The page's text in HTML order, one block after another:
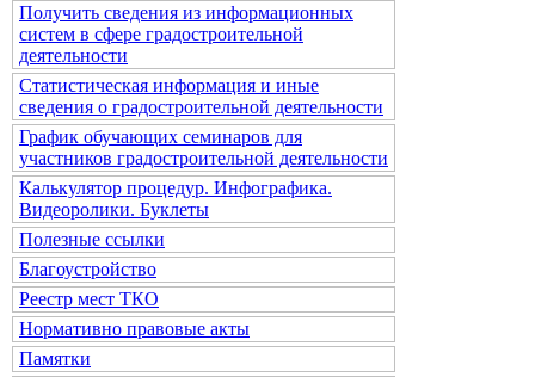
Получить сведения из информационных
систем в сфере градостроительной
деятельности
Статистическая информация и иные
сведения о градостроительной деятельности
График обучающих семинаров для
участников градостроительной деятельности
Калькулятор процедур. Инфографика.
Видеоролики. Буклеты
Полезные ссылки
Благоустройство
Реестр мест ТКО
Нормативно правовые акты
Памятки